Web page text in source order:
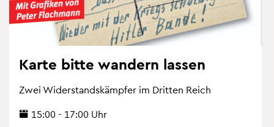
Karte bitte wan­dern las­sen
Zwei Wi­der­stands­kämp­fer im Drit­ten Reich
15:00 - 17:00 Uhr